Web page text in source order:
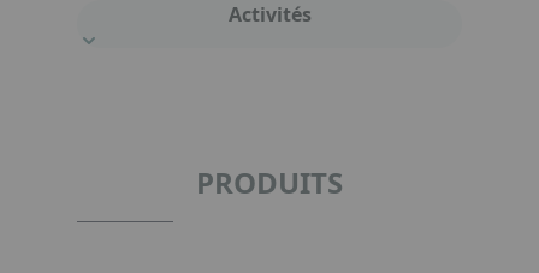
Activités
PRODUITS